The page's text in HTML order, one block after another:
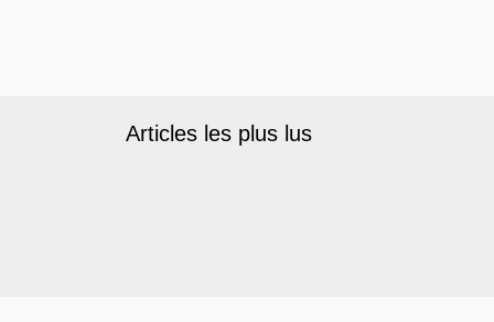
Articles les plus lus